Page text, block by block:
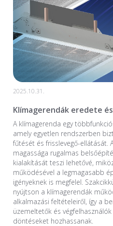
2025.10.31.
Klímagerendák eredete
A klímagerenda egy
amely egyetlen rendszerben
fűtését és frisslevegő-ellátását.
magassága rugalmas
kialakítását teszi lehetővé,
működésével a legmagasabb
igényeknek is megfelel.
nyújtson a klímagerendák
alkalmazási feltételeiről, így a
üzemeltetők és
döntéseket hozhassanak.